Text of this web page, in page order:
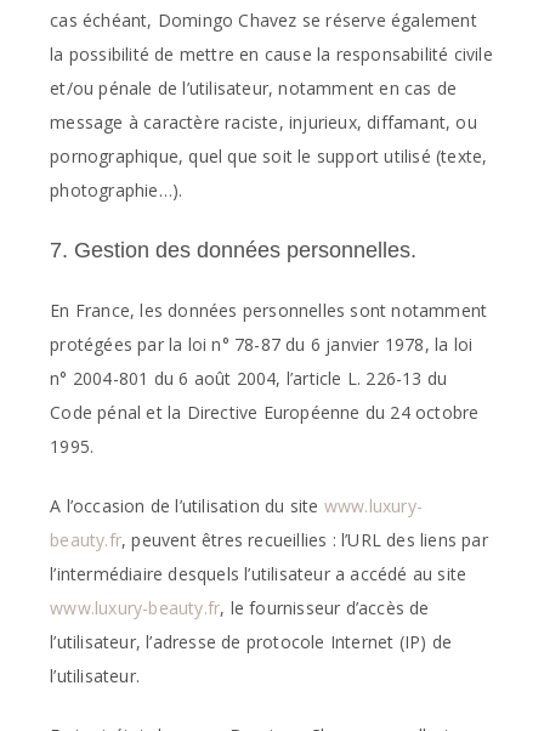
cas échéant, Domingo Chavez se réserve également
la possibilité de mettre en cause la responsabilité civile
et/ou pénale de l’utilisateur, notamment en cas de
message à caractère raciste, injurieux, diffamant, ou
pornographique, quel que soit le support utilisé (texte,
photographie…).
7. Gestion des données personnelles.
En France, les données personnelles sont notamment
protégées par la loi n° 78-87 du 6 janvier 1978, la loi
n° 2004-801 du 6 août 2004, l’article L. 226-13 du
Code pénal et la Directive Européenne du 24 octobre
1995.
A l’occasion de l’utilisation du site www.luxury-
beauty.fr, peuvent êtres recueillies : l’URL des liens par
l’intermédiaire desquels l’utilisateur a accédé au site
www.luxury-beauty.fr, le fournisseur d’accès de
l’utilisateur, l’adresse de protocole Internet (IP) de
l’utilisateur.